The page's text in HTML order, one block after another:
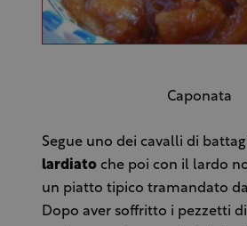
Caponata
Segue uno dei cavalli di
lardiatoche poi con il lardo
un piatto tipico tramandato
Dopo aver soffritto i pezzetti